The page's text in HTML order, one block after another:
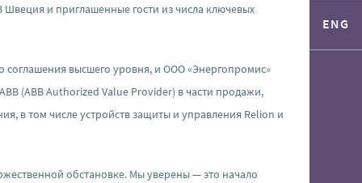
ENG
и приглашенные гости из числа ключевых
соглашения высшего уровня, и ООО «Энергопромис»
(ABB Authorized Value Provider) в части продажи,
в том числе устройств защиты и управления Relion и
обстановке. Мы уверены — это начало